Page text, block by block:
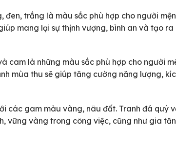
đen, trắng là màu sắc phù hợp cho người
mang lại sự thịnh vượng, bình an và tạo
cam là những màu sắc phù hợp cho người
mùa thu sẽ giúp tăng cường năng lượng,
các gam màu vàng, nâu đất. Tranh đá quý
vững vàng trong công việc, cũng như gia